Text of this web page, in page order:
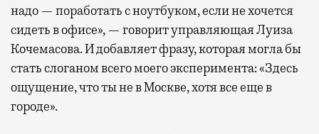
надо — поработать с ноутбуком, если не хочется
сидеть в офисе», — говорит управляющая Луиза
Кочемасова. И добавляет фразу, которая могла бы
стать слоганом всего моего эксперимента: «Здесь
ощущение, что ты не в Москве, хотя все еще в
городе».